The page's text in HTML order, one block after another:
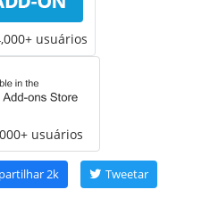
usuários
usuários
2k Tweetar